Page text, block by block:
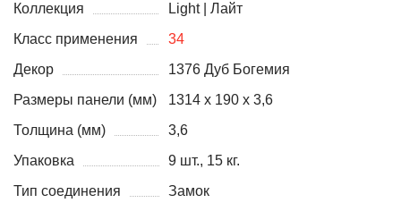
Коллекция
Light | Лайт
Класс применения
34
Декор
1376 Дуб Богемия
Размеры панели (мм)
1314 х 190 х 3,6
Толщина (мм)
3,6
Упаковка
9 шт., 15 кг.
Тип соединения
Замок